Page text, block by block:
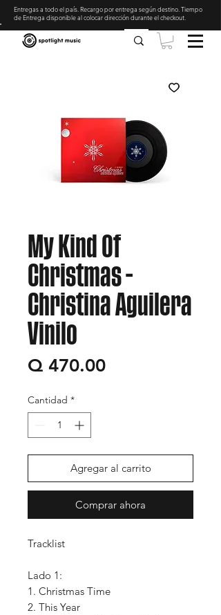
Entregas a todo el país. Recargo por entrega según destino. Tiempo
de Entrega disponible al colocar dirección durante el checkout
My Kind Of
Christmas -
Christina Aguilera
Vinilo
Q 470.00Precio
Cantidad *
Agregar al carrito
Comprar ahora
Tracklist
Lado 1:
1. Christmas Time
2. This Year